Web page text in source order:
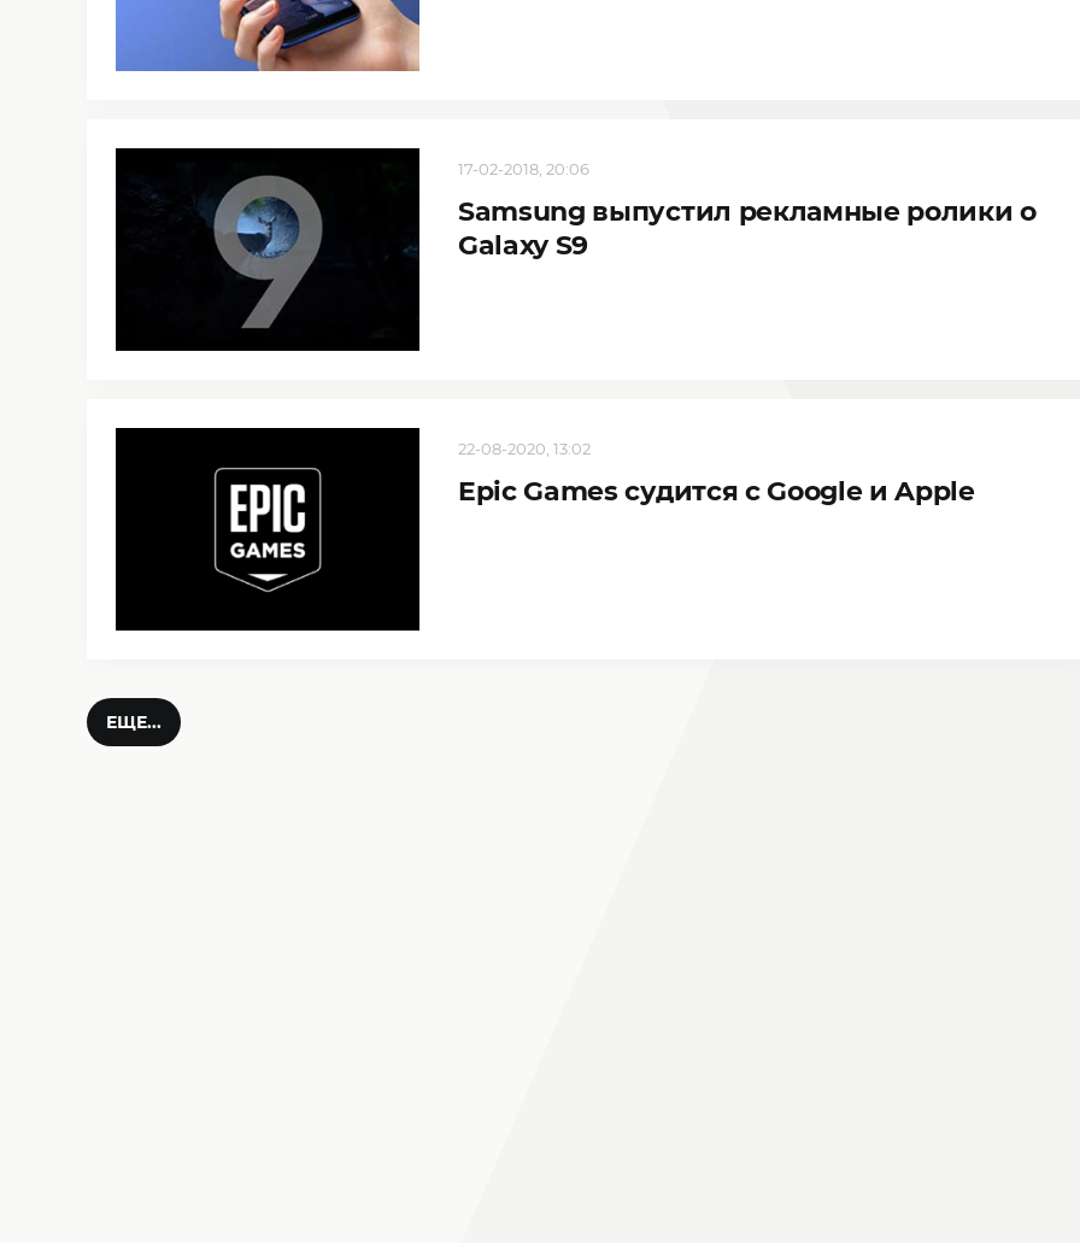
17-02-2018, 20:06
Samsung выпустил рекламные ролики о
Galaxy S9
22-08-2020, 13:02
Epic Games судится с Google и Apple
ЕЩЕ...